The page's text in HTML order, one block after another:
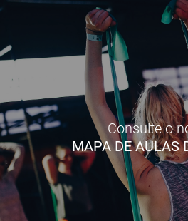
Consulte o
MAPA DE AULAS